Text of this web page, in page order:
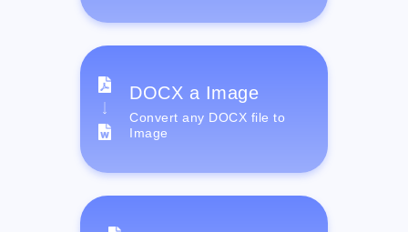
DOCX a Image
Convert any DOCX file to
Image